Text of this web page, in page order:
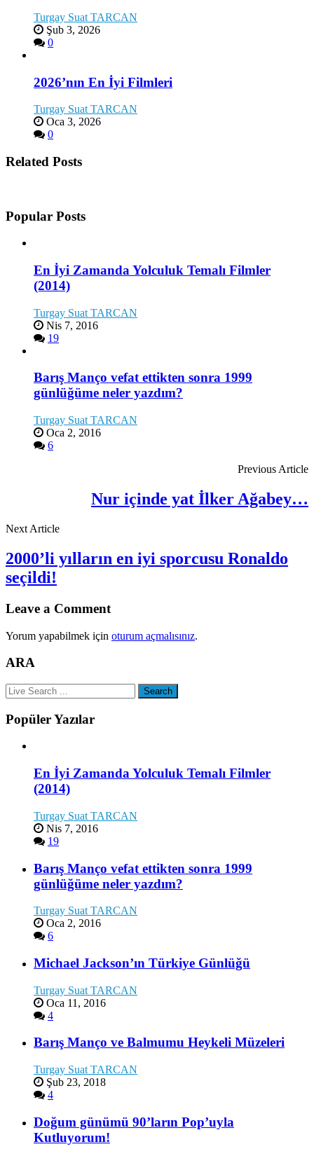
Turgay Suat TARCAN
Şub 3, 2026
0
2026’nın En İyi Filmleri
Turgay Suat TARCAN
Oca 3, 2026
0
Related Posts
Popular Posts
En İyi Zamanda Yolculuk Temalı Filmler
(2014)
Turgay Suat TARCAN
Nis 7, 2016
19
Barış Manço vefat ettikten sonra 1999
günlüğüme neler yazdım?
Turgay Suat TARCAN
Oca 2, 2016
6
Previous Article
Nur içinde yat İlker Ağabey…
Next Article
2000’li yılların en iyi sporcusu Ronaldo
seçildi!
Leave a Comment
Yorum yapabilmek için oturum açmalısınız.
ARA
Popüler Yazılar
En İyi Zamanda Yolculuk Temalı Filmler
(2014)
Turgay Suat TARCAN
Nis 7, 2016
19
Barış Manço vefat ettikten sonra 1999
günlüğüme neler yazdım?
Turgay Suat TARCAN
Oca 2, 2016
6
Michael Jackson’ın Türkiye Günlüğü
Turgay Suat TARCAN
Oca 11, 2016
4
Barış Manço ve Balmumu Heykeli Müzeleri
Turgay Suat TARCAN
Şub 23, 2018
4
Doğum günümü 90’ların Pop’uyla
Kutluyorum!